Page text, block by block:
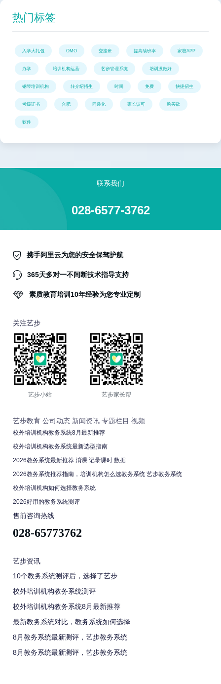
热门标签
入学大礼包 OMO 交接班 提高续班率 家校APP
办学 培训机构运营 艺步管理系统 培训没做好
钢琴培训机构 转介绍招生 时间 免费 快捷招生
考级证书 合肥 同质化 家长认可 购买欲
软件
联系我们
028-6577-3762
携手阿里云为您的安全保驾护航
365天多对一不间断技术指导支持
素质教育培训10年经验为您专业定制
关注艺步
艺步小站 艺步家长帮
艺步教育 公司动态 新闻资讯 专题栏目 视频
校外培训机构教务系统8月最新推荐
校外培训机构教务系统最新选型指南
2026教务系统最新推荐 消课 记录课时 数据
2026教务系统推荐指南，培训机构怎么选教务系统 艺步教务系统
校外培训机构如何选择教务系统
2026好用的教务系统测评
售前咨询热线
028-65773762
艺步资讯
10个教务系统测评后，选择了艺步
校外培训机构教务系统测评
校外培训机构教务系统8月最新推荐
最新教务系统对比，教务系统如何选择
8月教务系统最新测评，艺步教务系统
8月教务系统最新测评，艺步教务系统